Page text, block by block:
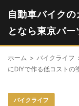
自動車バイク
となら東京パー
ホーム > バイクライフ
にDIYで作る低コストの
バイクライフ